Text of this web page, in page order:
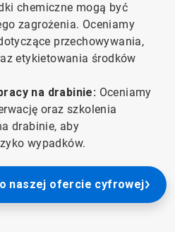
chemiczne mogą być
zagrożenia. Oceniamy
przechowywania,
etykietowania środków
na drabinie: Oceniamy
oraz szkolenia
drabinie, aby
wypadków.
naszej ofercie cyfrowej